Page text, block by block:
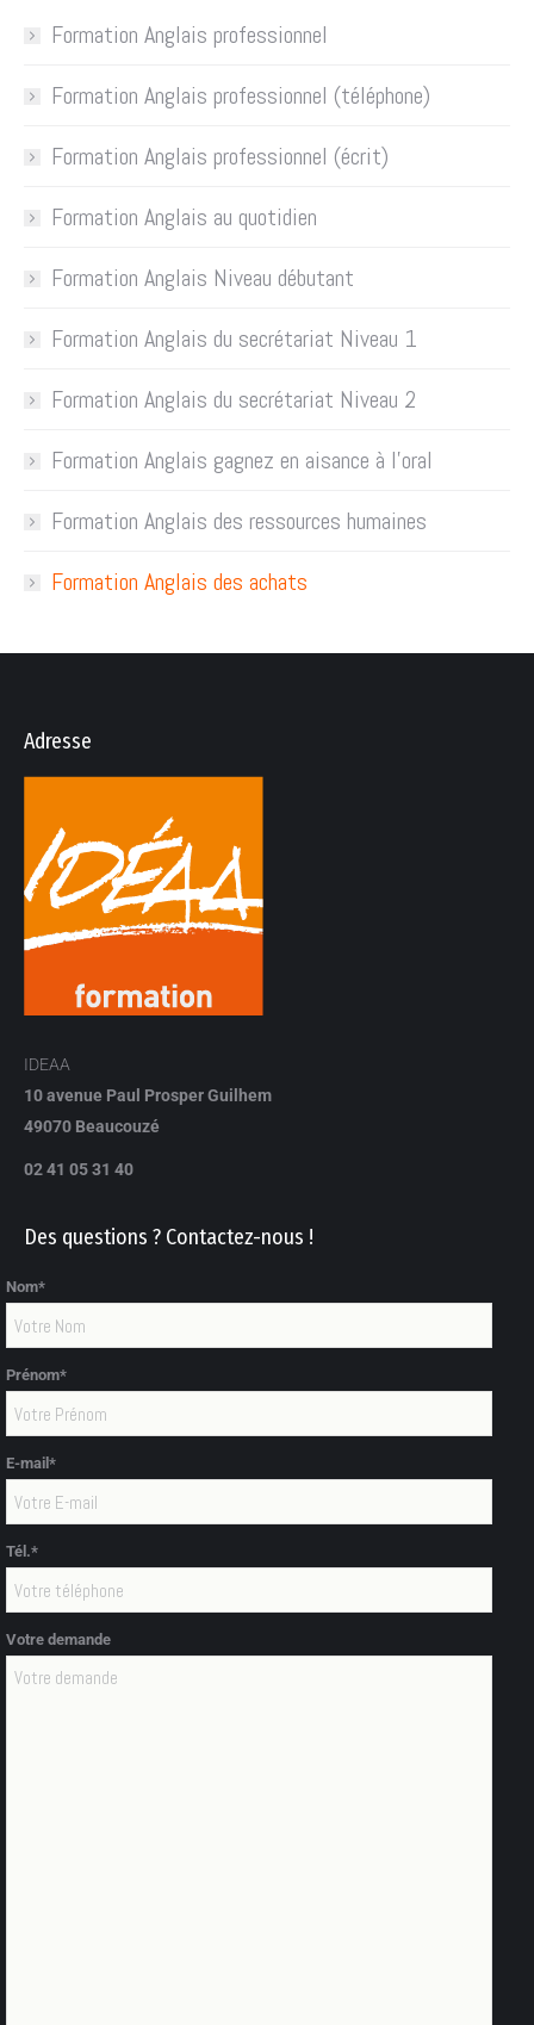
Formation Anglais professionnel
Formation Anglais professionnel (téléphone)
Formation Anglais professionnel (écrit)
Formation Anglais au quotidien
Formation Anglais Niveau débutant
Formation Anglais du secrétariat Niveau 1
Formation Anglais du secrétariat Niveau 2
Formation Anglais gagnez en aisance à l’oral
Formation Anglais des ressources humaines
Formation Anglais des achats
Adresse
IDEAA
10 avenue Paul Prosper Guilhem
49070 Beaucouzé
02 41 05 31 40
Des questions ? Contactez-nous !
Nom*
Prénom*
E-mail*
Tél.*
Votre demande